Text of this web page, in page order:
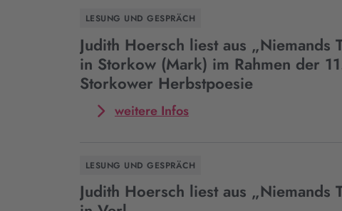
Judith
Hoersch
liest
aus
„Niemands
Töchter“
Rastede
LESUNG UND GESPRÄCH
Judith Hoersch liest aus „Niemands
in Storkow (Mark) im Rahmen der
Storkower Herbstpoesie
weitere InfosMehr
Hoersch
liest
LESUNG UND GESPRÄCH
Judith Hoersch liest aus „Niemands